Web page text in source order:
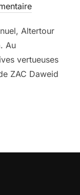
Altertour
Au
vertueuses
ZAC Daweid